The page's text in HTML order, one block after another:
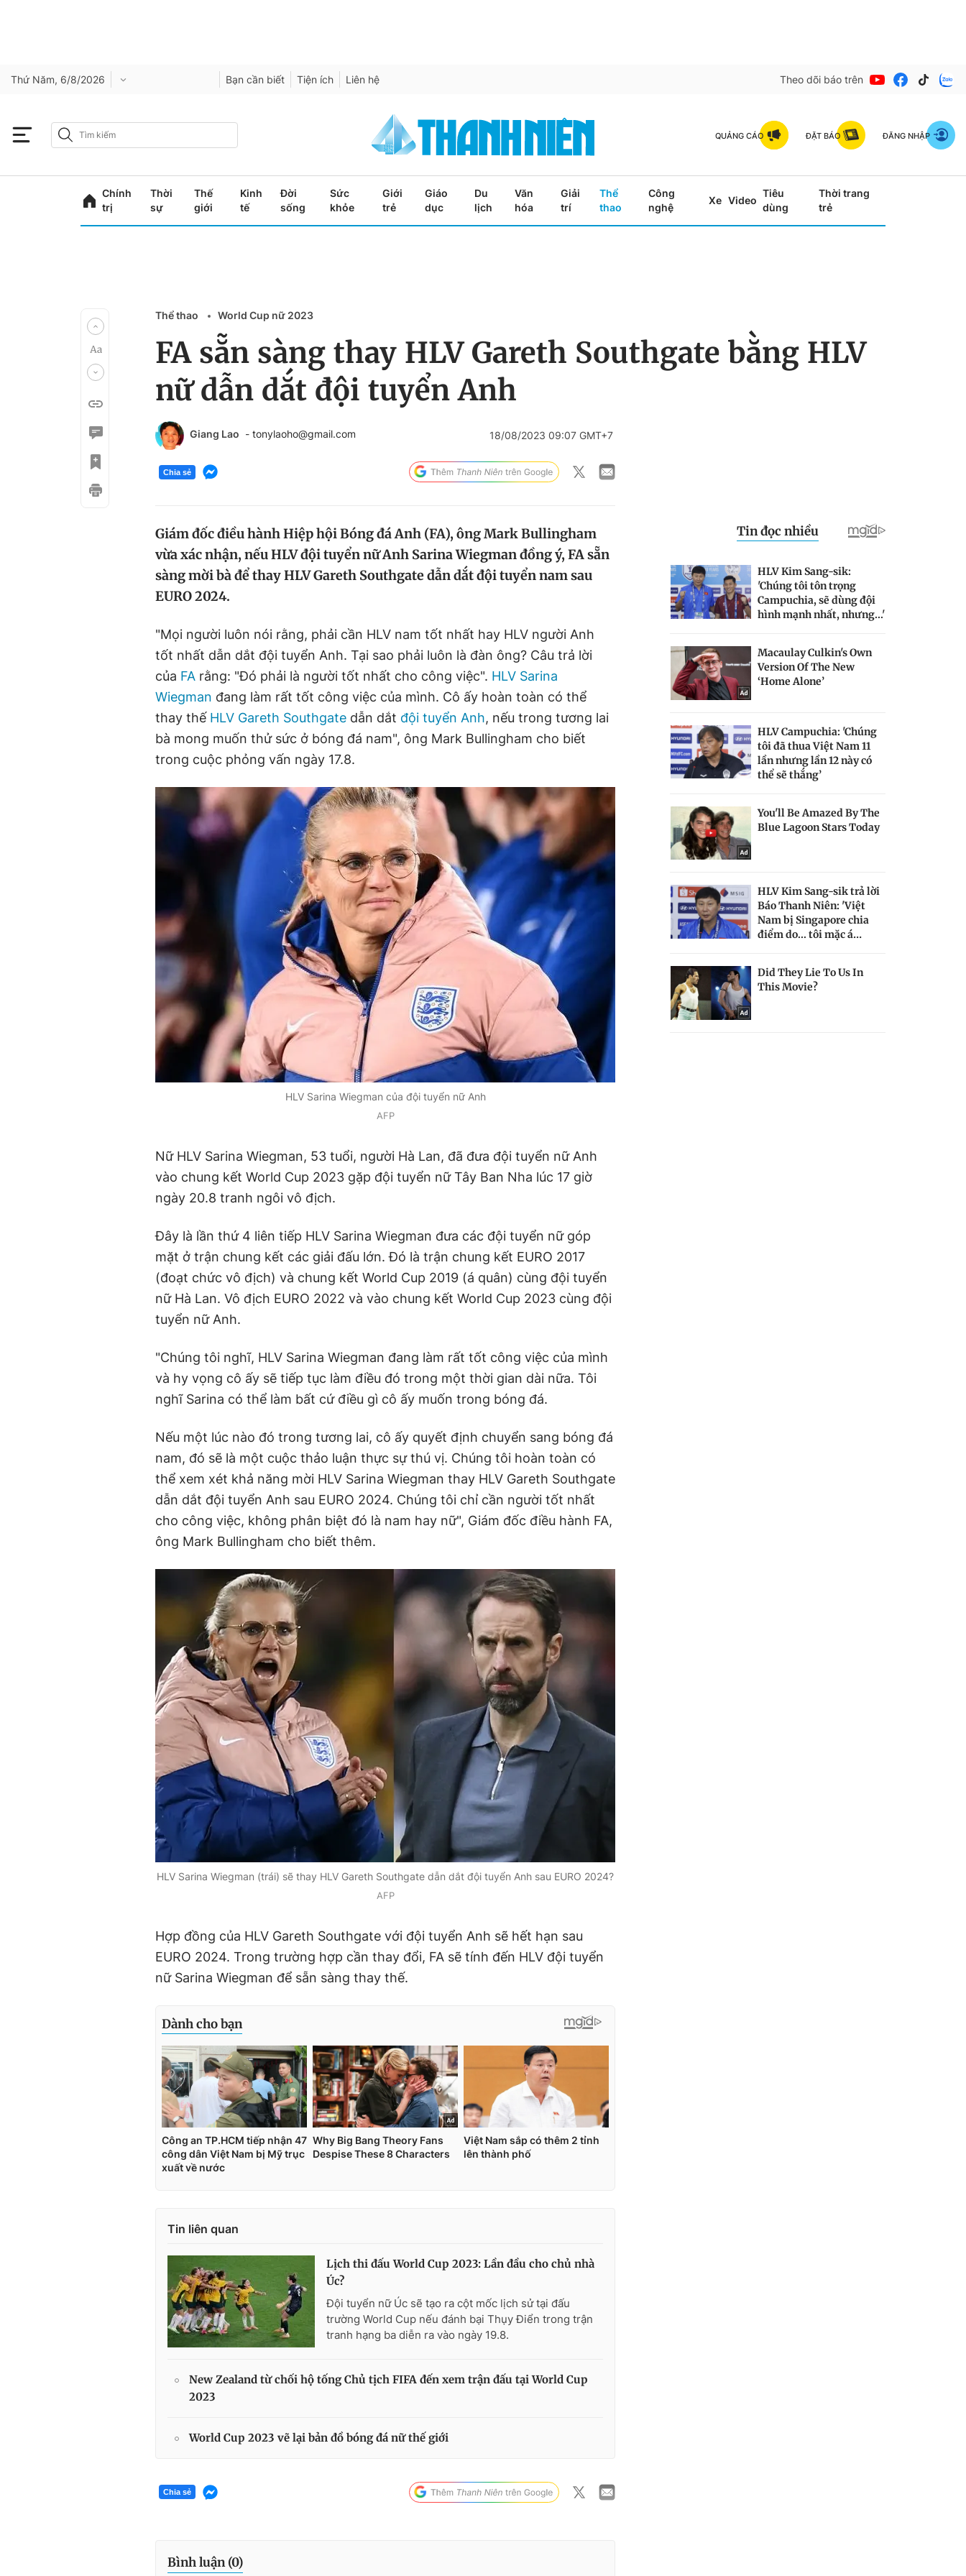
Thứ Năm, 6/8/2026 Bạn cần biết Tiện ích Liên hệ Theo dõi báo trên
QUẢNG CÁO ĐẶT BÁO ĐĂNG NHẬP
Chính
trị
Thời
sự
Thế
giới
Kinh
tế
Đời
sống
Sức
khỏe
Giới
trẻ
Giáo
dục
Du
lịch
Văn
hóa
Giải
trí
Thể
thao
Công
nghệ
Xe Video
Tiêu
dùng
Thời trang
trẻ
Thể thao World Cup nữ 2023
FA sẵn sàng thay HLV Gareth Southgate bằng HLV
nữ dẫn dắt đội tuyển Anh
Giang Lao - tonylaoho@gmail.com 18/08/2023 09:07 GMT+7
Chia sẻ
Giám đốc điều hành Hiệp hội Bóng đá Anh (FA), ông Mark Bullingham
vừa xác nhận, nếu HLV đội tuyển nữ Anh Sarina Wiegman đồng ý, FA sẵn
sàng mời bà để thay HLV Gareth Southgate dẫn dắt đội tuyển nam sau
EURO 2024.
"Mọi người luôn nói rằng, phải cần HLV nam tốt nhất hay HLV người Anh
tốt nhất dẫn dắt đội tuyển Anh. Tại sao phải luôn là đàn ông? Câu trả lời
của FA rằng: "Đó phải là người tốt nhất cho công việc". HLV Sarina
Wiegman đang làm rất tốt công việc của mình. Cô ấy hoàn toàn có thể
thay thế HLV Gareth Southgate dẫn dắt đội tuyển Anh, nếu trong tương lai
bà mong muốn thử sức ở bóng đá nam", ông Mark Bullingham cho biết
trong cuộc phỏng vấn ngày 17.8.
HLV Sarina Wiegman của đội tuyển nữ Anh
AFP
Nữ HLV Sarina Wiegman, 53 tuổi, người Hà Lan, đã đưa đội tuyển nữ Anh
vào chung kết World Cup 2023 gặp đội tuyển nữ Tây Ban Nha lúc 17 giờ
ngày 20.8 tranh ngôi vô địch.
Đây là lần thứ 4 liên tiếp HLV Sarina Wiegman đưa các đội tuyển nữ góp
mặt ở trận chung kết các giải đấu lớn. Đó là trận chung kết EURO 2017
(đoạt chức vô địch) và chung kết World Cup 2019 (á quân) cùng đội tuyển
nữ Hà Lan. Vô địch EURO 2022 và vào chung kết World Cup 2023 cùng đội
tuyển nữ Anh.
"Chúng tôi nghĩ, HLV Sarina Wiegman đang làm rất tốt công việc của mình
và hy vọng cô ấy sẽ tiếp tục làm điều đó trong một thời gian dài nữa. Tôi
nghĩ Sarina có thể làm bất cứ điều gì cô ấy muốn trong bóng đá.
Nếu một lúc nào đó trong tương lai, cô ấy quyết định chuyển sang bóng đá
nam, đó sẽ là một cuộc thảo luận thực sự thú vị. Chúng tôi hoàn toàn có
thể xem xét khả năng mời HLV Sarina Wiegman thay HLV Gareth Southgate
dẫn dắt đội tuyển Anh sau EURO 2024. Chúng tôi chỉ cần người tốt nhất
cho công việc, không phân biệt đó là nam hay nữ", Giám đốc điều hành FA,
ông Mark Bullingham cho biết thêm.
HLV Sarina Wiegman (trái) sẽ thay HLV Gareth Southgate dẫn dắt đội tuyển Anh sau EURO 2024?
AFP
Hợp đồng của HLV Gareth Southgate với đội tuyển Anh sẽ hết hạn sau
EURO 2024. Trong trường hợp cần thay đổi, FA sẽ tính đến HLV đội tuyển
nữ Sarina Wiegman để sẵn sàng thay thế.
Tin liên quan
Lịch thi đấu World Cup 2023: Lần đầu cho chủ nhà
Úc?
Đội tuyển nữ Úc sẽ tạo ra cột mốc lịch sử tại đấu
trường World Cup nếu đánh bại Thụy Điển trong trận
tranh hạng ba diễn ra vào ngày 19.8.
New Zealand từ chối hộ tống Chủ tịch FIFA đến xem trận đấu tại World Cup
2023
World Cup 2023 vẽ lại bản đồ bóng đá nữ thế giới
Chia sẻ
Bình luận (0)